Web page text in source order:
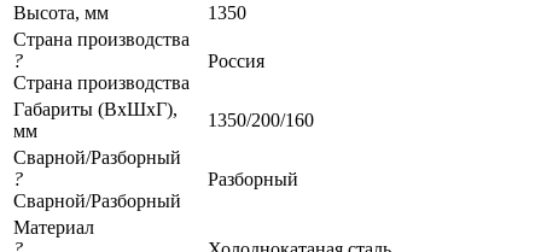
Высота, мм
1350
Страна производства
?
Страна производства
Россия
Габариты (ВхШхГ),
мм
1350/200/160
Сварной/Разборный
?
Сварной/Разборный
Разборный
Материал